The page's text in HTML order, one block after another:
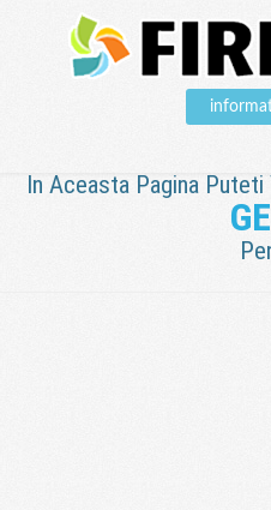
In Aceasta Pagina